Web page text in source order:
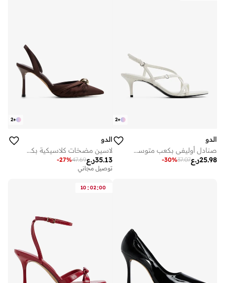
+
2
الدو
صنادل أوليفي بكعب متوسط وأحزمة متعددة
ر.ع25.98
37.07
-30%
+
2
الدو
لاسين مضخات كلاسيكية بكعب
ر.ع35.13
47.69
-27%
توصيل مجاني
10 :02:00